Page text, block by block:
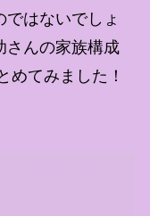
はないでしょ
さんの家族構成
めてみました！